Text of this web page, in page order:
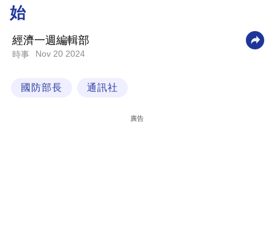
業
科
始
經濟一週編輯部
時事 Nov 20 2024
國防部長 通訊社
廣告